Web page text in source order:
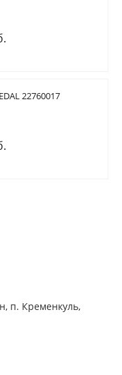
22760017
п. Кременкуль,